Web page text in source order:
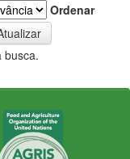
Ordenar
busca.